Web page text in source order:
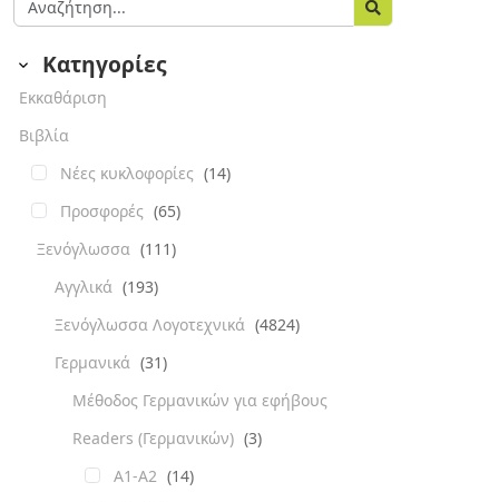
Κατηγορίες
Εκκαθάριση
Βιβλία
Νέες κυκλοφορίες (14)
Προσφορές (65)
Ξενόγλωσσα (111)
Αγγλικά (193)
Ξενόγλωσσα Λογοτεχνικά (4824)
Γερμανικά (31)
Μέθοδος Γερμανικών για εφήβους
Readers (Γερμανικών) (3)
A1-A2 (14)